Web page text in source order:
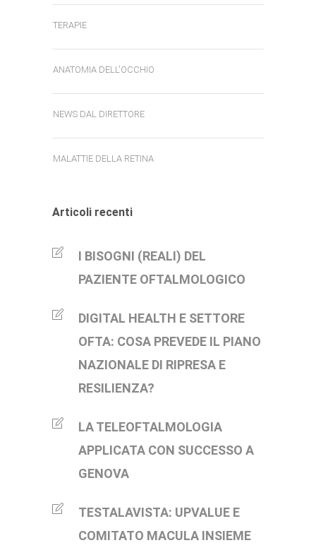
TERAPIE
ANATOMIA DELL'OCCHIO
NEWS DAL DIRETTORE
MALATTIE DELLA RETINA
Articoli recenti
I BISOGNI (REALI) DEL
PAZIENTE OFTALMOLOGICO
DIGITAL HEALTH E SETTORE
OFTA: COSA PREVEDE IL PIANO
NAZIONALE DI RIPRESA E
RESILIENZA?
LA TELEOFTALMOLOGIA
APPLICATA CON SUCCESSO A
GENOVA
TESTALAVISTA: UPVALUE E
COMITATO MACULA INSIEME